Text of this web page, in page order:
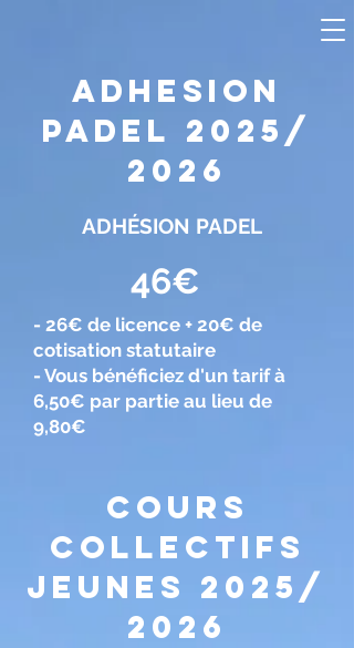
ADHESION
PADEL 2025/
2026
ADHÉSION PADEL
46€
- 26€ de licence + 20€ de
cotisation statutaire
- Vous bénéficiez d'un tarif à
6,50€ par partie au lieu de
9,80€
Cours
collectifs
jeunes 2025/
2026